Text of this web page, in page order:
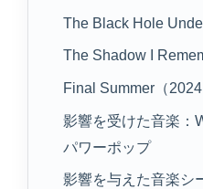
The Black Hole
The Shadow I
Final Summer（2024
影響を受けた音楽：
パワーポップ
影響を与えた音楽シ